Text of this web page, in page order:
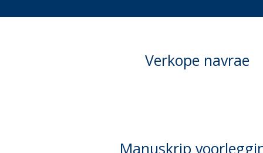
Verkope navrae
Manuskrip